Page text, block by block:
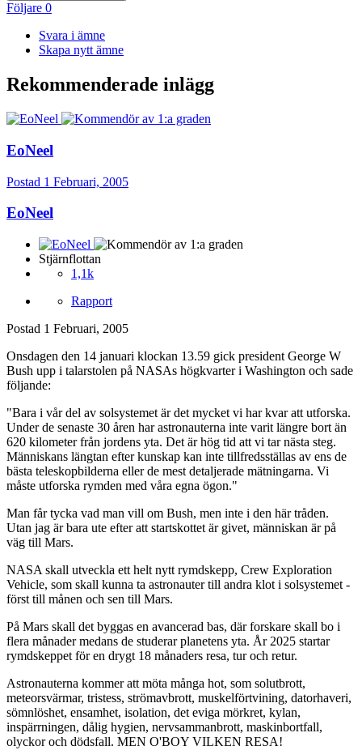
Följare 0
Svara i ämne
Skapa nytt ämne
Rekommenderade inlägg
EoNeel
Postad 1 Februari, 2005
EoNeel
Stjärnflottan
1,1k
Rapport
Postad 1 Februari, 2005
Onsdagen den 14 januari klockan 13.59 gick president George W
Bush upp i talarstolen på NASAs högkvarter i Washington och sade
följande:
"Bara i vår del av solsystemet är det mycket vi har kvar att utforska.
Under de senaste 30 åren har astronauterna inte varit längre bort än
620 kilometer från jordens yta. Det är hög tid att vi tar nästa steg.
Människans längtan efter kunskap kan inte tillfredsställas av ens de
bästa teleskopbilderna eller de mest detaljerade mätningarna. Vi
måste utforska rymden med våra egna ögon."
Man får tycka vad man vill om Bush, men inte i den här tråden.
Utan jag är bara ute efter att startskottet är givet, människan är på
väg till Mars.
NASA skall utveckla ett helt nytt rymdskepp, Crew Exploration
Vehicle, som skall kunna ta astronauter till andra klot i solsystemet -
först till månen och sen till Mars.
På Mars skall det byggas en avancerad bas, där forskare skall bo i
flera månader medans de studerar planetens yta. År 2025 startar
rymdskeppet för en drygt 18 månaders resa, tur och retur.
Astronauterna kommer att möta många hot, som solutbrott,
meteorsvärmar, tristess, strömavbrott, muskelförtvining, datorhaveri,
sömnlöshet, ensamhet, isolation, det eviga mörkret, kylan,
inspärrningen, dålig hygien, nervsammanbrott, maskinbortfall,
olyckor och dödsfall. MEN O'BOY VILKEN RESA!